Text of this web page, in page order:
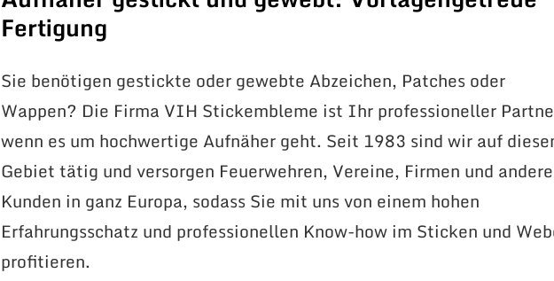
Fertigung
Sie benötigen gestickte oder gewebte Abzeichen, Patches oder
Wappen? Die Firma VIH Stickembleme ist Ihr professioneller
wenn es um hochwertige Aufnäher geht. Seit 1983 sind wir auf
Gebiet tätig und versorgen Feuerwehren, Vereine, Firmen und andere
Kunden in ganz Europa, sodass Sie mit uns von einem hohen
Erfahrungsschatz und professionellen Know-how im Sticken und
profitieren.